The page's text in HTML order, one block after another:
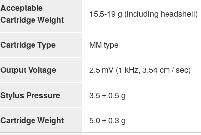
Acceptable
Cartridge Weight
15.5-19 g (including headshell)
Cartridge Type MM type
Output Voltage 2.5 mV (1 kHz, 3.54 cm / sec)
Stylus Pressure 3.5 ± 0.5 g
Cartridge Weight 5.0 ± 0.3 g